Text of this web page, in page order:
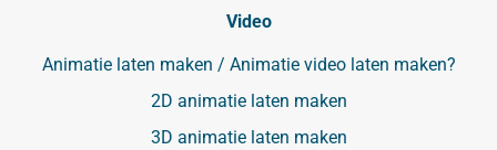
Video
Animatie laten maken / Animatie video laten maken?
2D animatie laten maken
3D animatie laten maken